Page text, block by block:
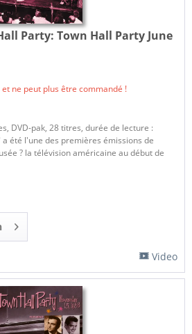
Party: Town Hall Party June
ne peut plus être commandé !
DVD-pak, 28 titres, durée de lecture :
été l'une des premières émissions de
? la télévision américaine au début de
Video